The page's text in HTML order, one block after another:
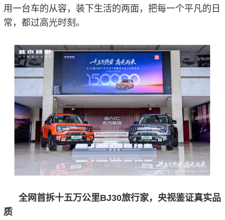
用一台车的从容，装下生活的两面，把每一个平凡的日
常，都过高光时刻。
全网首拆十五万公里BJ30旅行家，央视鉴证真实品
质